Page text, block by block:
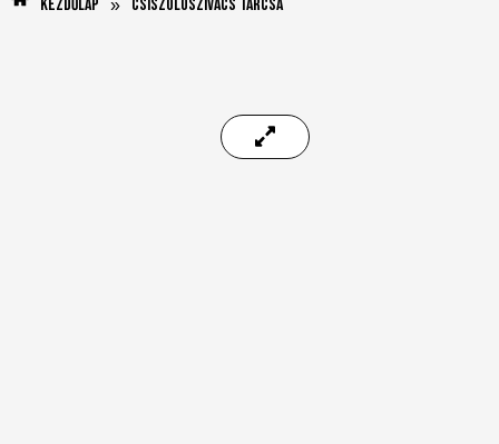
Kezdőlap » Csiszolószivacs tárcsa